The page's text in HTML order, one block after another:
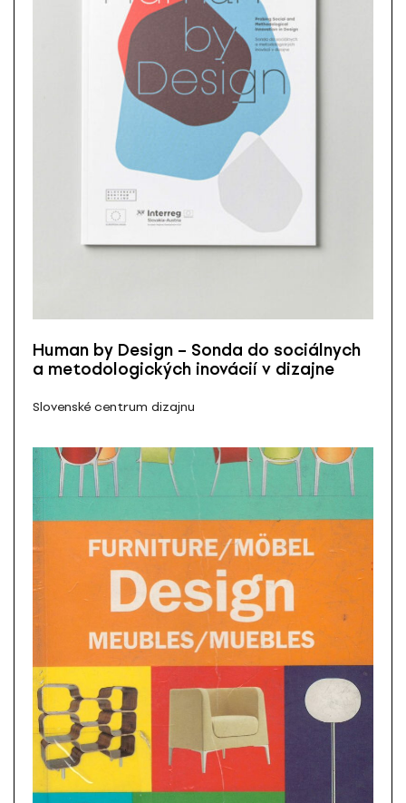
Human by Design – Sonda do sociálnych
a metodologických inovácií v dizajne
Slovenské centrum dizajnu